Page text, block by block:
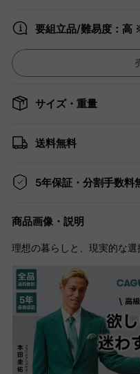
要組立品/難易度：高
サイズ・重量
送料無料
5年保証・分割手数料
商品画像・説明
理想の暮らしと、現実的な